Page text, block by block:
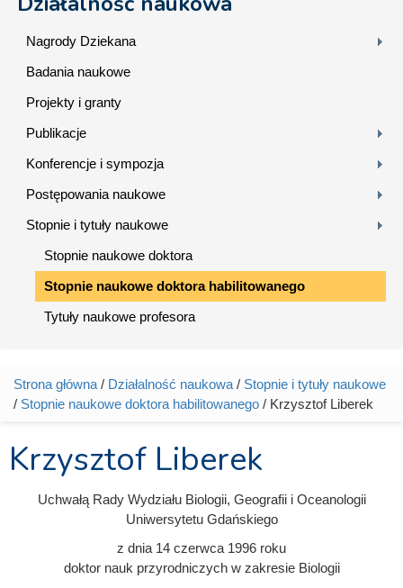
Nagrody Dziekana
Badania naukowe
Projekty i granty
Publikacje
Konferencje i sympozja
Postępowania naukowe
Stopnie i tytuły naukowe
Stopnie naukowe doktora
Stopnie naukowe doktora habilitowanego
Tytuły naukowe profesora
Jesteś tutaj
Strona główna / Działalność naukowa / Stopnie i tytuły naukowe
/ Stopnie naukowe doktora habilitowanego / Krzysztof Liberek
Krzysztof Liberek
Uchwałą Rady Wydziału Biologii, Geografii i Oceanologii
Uniwersytetu Gdańskiego
z dnia 14 czerwca 1996 roku
doktor nauk przyrodniczych w zakresie Biologii